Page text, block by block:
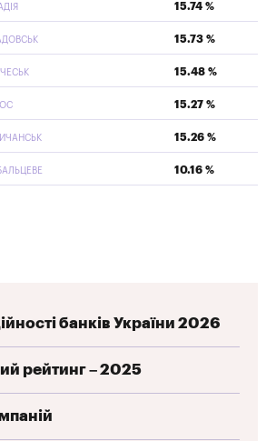
15.74 %
15.73 %
15.48 %
15.27 %
15.26 %
10.16 %
банків України 2026
рейтинг – 2025